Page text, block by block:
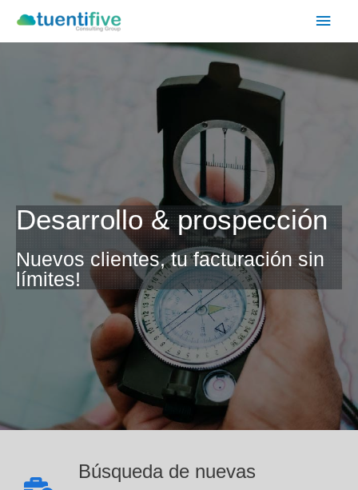
Desarrollo & prospección
Nuevos clientes, tu facturación sin
límites!
Búsqueda de nuevas